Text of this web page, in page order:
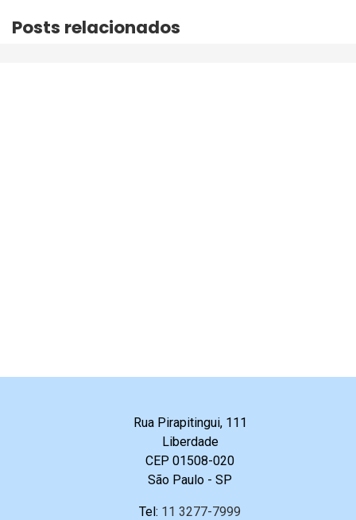
Posts relacionados
Rua Pirapitingui, 111
Liberdade
CEP 01508-020
São Paulo - SP
Tel: 11 3277-7999